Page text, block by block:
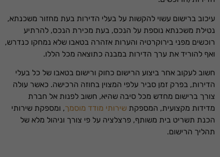
עיכוב ברישום עשוי להקשות על בעלי הדירות בעת מחזור משכנתא,
נטילת משכנתא נוספת על הנכס, בעת מכירת הנכס, להרתיע
רוכשים מפני בירוקרטיה והערות אזהרה בטאבו שלא נמחקו כנדרש,
ואף להוריד את ערך הדירות במבנה כתוצאה מכל הללו.
חשוב לעקוב אחר ביצוע הרישום כחוק ורישום בטאבו של כל בעלי
הדירות, בפרק זמן סביר עלפי המצוין בחוזה הרכישה. כאשר עולה
צורך ברישום מחדש מכל סיבה שהיא, חשוב לפנות אל חברת
מדידות מקצועית, המספקת שירותי מודד מוסמך, ומספקת שירותי
הכנת תשריט בית משותף, פרצלציה על פי צורך וניהול מלא של
תהליך הרישום.